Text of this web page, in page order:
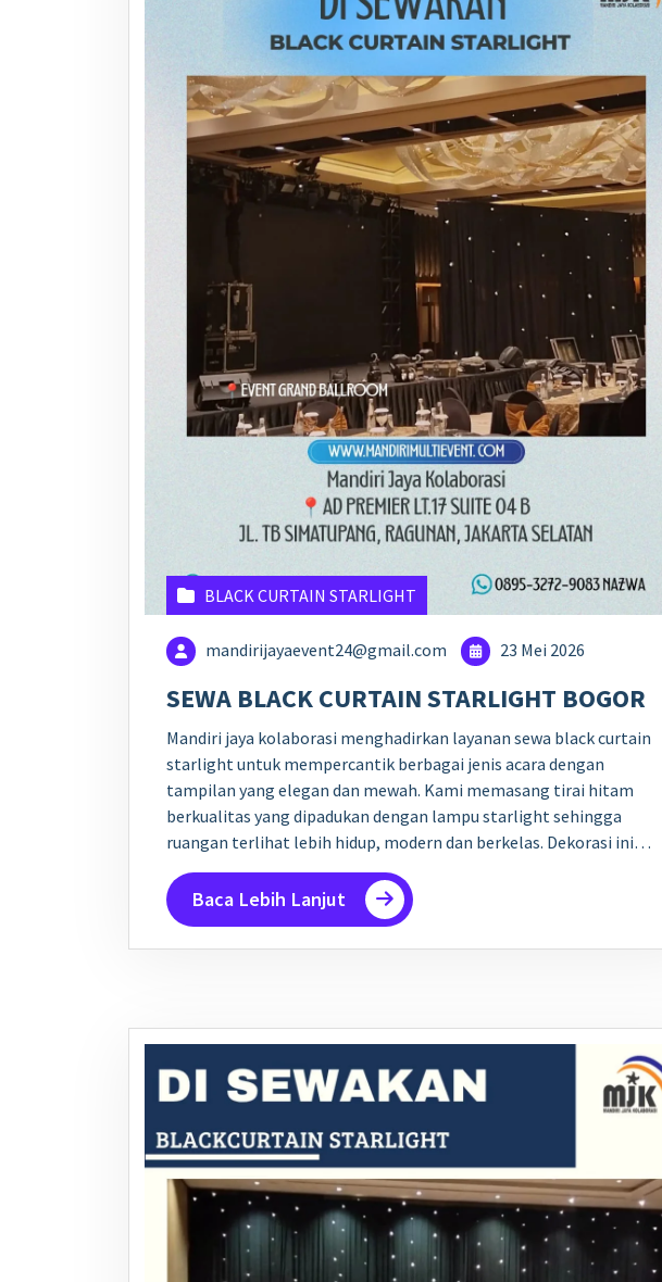
BLACK CURTAIN STARLIGHT
mandirijayaevent24@gmail.com 23 Mei 2026
SEWA BLACK CURTAIN STARLIGHT BOGOR
Mandiri jaya kolaborasi menghadirkan layanan sewa black curtain
starlight untuk mempercantik berbagai jenis acara dengan
tampilan yang elegan dan mewah. Kami memasang tirai hitam
berkualitas yang dipadukan dengan lampu starlight sehingga
ruangan terlihat lebih hidup, modern dan berkelas. Dekorasi ini…
Baca Lebih Lanjut